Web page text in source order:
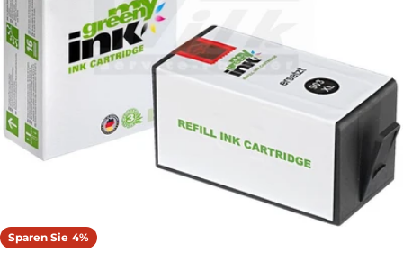
Sie das Medium 0 im Modalformat
Sparen Sie 4%